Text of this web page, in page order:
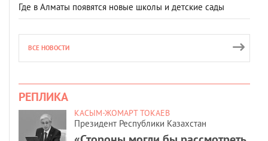
Где в Алматы появятся новые школы и детские сады
ВСЕ НОВОСТИ
РЕПЛИКА
КАСЫМ-ЖОМАРТ ТОКАЕВ
Президент Республики Казахстан